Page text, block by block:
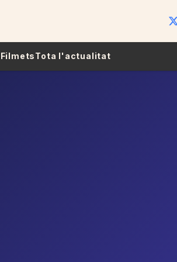
FilmetsTota l'actualitat